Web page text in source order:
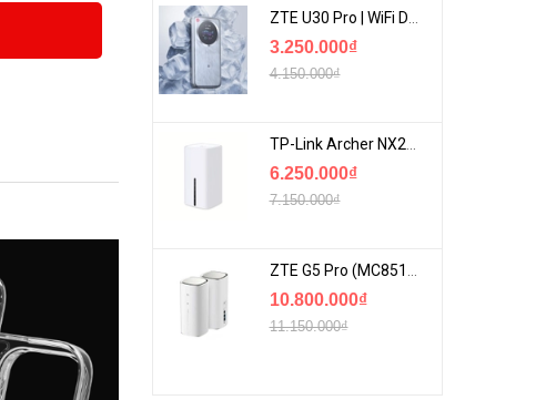
ZTE U30 Pro | WiFi Di Động 5G Tốc Độ Lên Đến 500Mbps, Màn Hình Cảm Ứng
3.250.000₫
4.150.000₫
TP-Link Archer NX200 | Bộ Phát WiFi Dùng Sim 5G Tốc Độ Cao Mới FullBox
6.250.000₫
7.150.000₫
ZTE G5 Pro (MC8512) | Router 5G WiFi7 Be7200 Hỗ Trợ Băng Tần 6Ghz Cực Mạnh
10.800.000₫
11.150.000₫